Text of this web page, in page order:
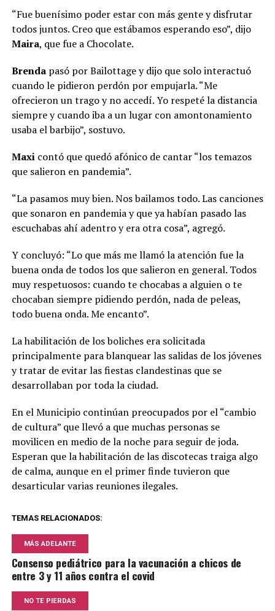
“Fue buenísimo poder estar con más gente y disfrutar
todos juntos. Creo que estábamos esperando eso”, dijo
Maira, que fue a Chocolate.
Brendapasó por Bailottage y dijo que solo interactuó
cuando le pidieron perdón por empujarla. “Me
ofrecieron un trago y no accedí. Yo respeté la distancia
siempre y cuando iba a un lugar con amontonamiento
usaba el barbijo”, sostuvo.
Maxicontó que quedó afónico de cantar “los temazos
que salieron en pandemia”.
“La pasamos muy bien. Nos bailamos todo. Las canciones
que sonaron en pandemia y que ya habían pasado las
escuchabas ahí adentro y era otra cosa”, agregó.
Y concluyó: “Lo que más me llamó la atención fue la
buena onda de todos los que salieron en general. Todos
muy respetuosos: cuando te chocabas a alguien o te
chocaban siempre pidiendo perdón, nada de peleas,
todo buena onda. Me encanto”.
La habilitación de los boliches era solicitada
principalmente para blanquear las salidas de los jóvenes
y tratar de evitar las fiestas clandestinas que se
desarrollaban por toda la ciudad.
En el Municipio continúan preocupados por el “cambio
de cultura” que llevó a que muchas personas se
movilicen en medio de la noche para seguir de joda.
Esperan que la habilitación de las discotecas traiga algo
de calma, aunque en el primer finde tuvieron que
desarticular varias reuniones ilegales.
TEMAS RELACIONADOS:
MÁS ADELANTE
Consenso pediátrico para la vacunación a chicos de
entre 3 y 11 años contra el covid
NO TE PIERDAS